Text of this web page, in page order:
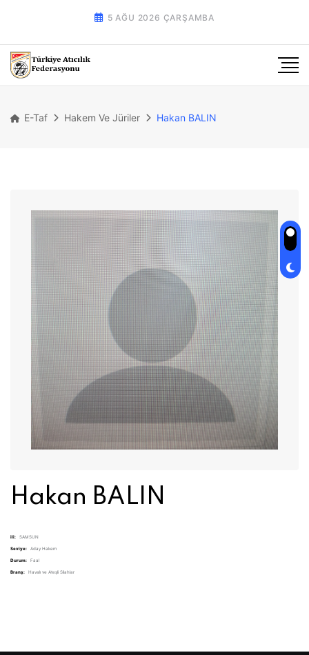
5 AĞU 2026 ÇARŞAMBA
E-Taf Hakem Ve Jüriler Hakan BALIN
Hakan BALIN
ili: SAMSUN
Seviye: Aday Hakem
Durum: Faal
Branş: Havalı ve Ateşli Silahlar